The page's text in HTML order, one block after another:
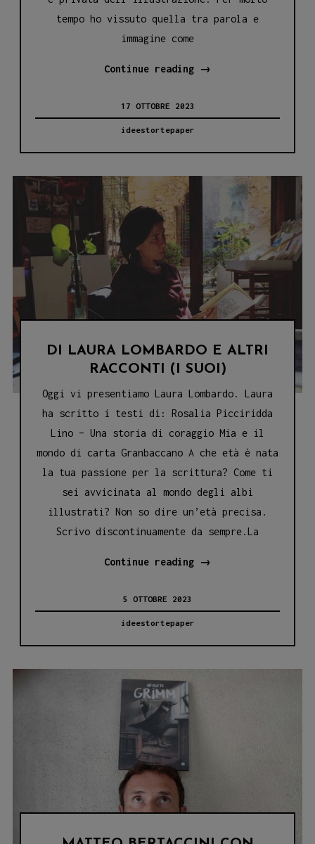
tempo ho vissuto quella tra parola e
immagine come
Continue reading MARIANNA
→
17 OTTOBRE 2023
ideestortepaper
DI LAURA LOMBARDO E ALTRI
RACCONTI (I SUOI)
Oggi vi presentiamo Laura Lombardo. Laura
ha scritto i testi di: Rosalia Picciridda
Lino – Una storia di coraggio Mia e il
mondo di carta Granbaccano A che età è nata
la tua passione per la scrittura? Come ti
sei avvicinata al mondo degli albi
illustrati? Non so dire un’età precisa.
Scrivo discontinuamente da sempre.La
Continue reading DI
→
5 OTTOBRE 2023
ideestortepaper